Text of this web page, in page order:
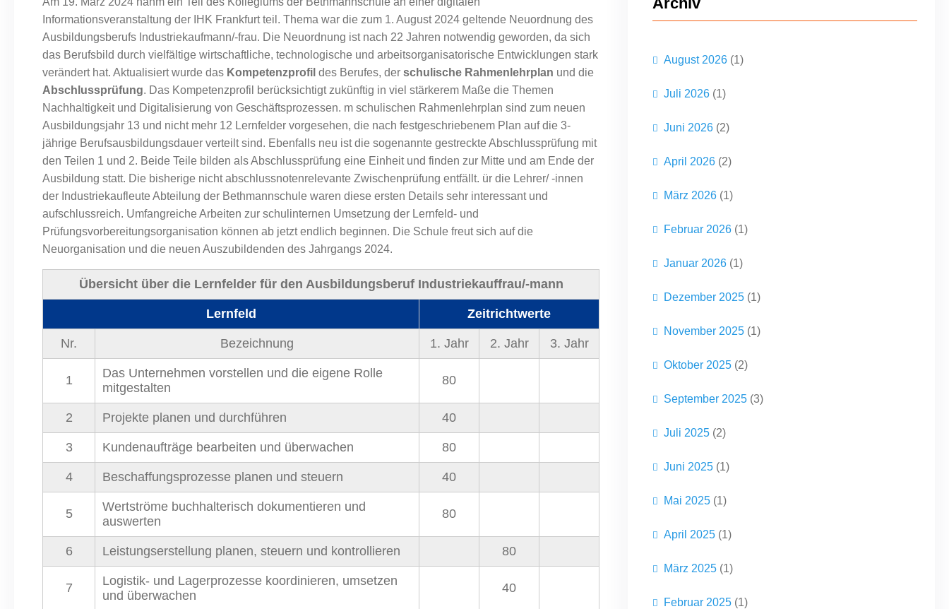
Informationsveranstaltung der IHK Frankfurt teil. Thema war die zum 1. August 2024 geltende Neuordnung des
Ausbildungsberufs Industriekaufmann/-frau. Die Neuordnung ist nach 22 Jahren notwendig geworden, da sich
das Berufsbild durch vielfältige wirtschaftliche, technologische und arbeitsorganisatorische Entwicklungen stark
verändert hat. Aktualisiert wurde das Kompetenzprofil des Berufes, der schulische Rahmenlehrplan und die
Abschlussprüfung. Das Kompetenzprofil berücksichtigt zukünftig in viel stärkerem Maße die Themen
Nachhaltigkeit und Digitalisierung von Geschäftsprozessen. m schulischen Rahmenlehrplan sind zum neuen
Ausbildungsjahr 13 und nicht mehr 12 Lernfelder vorgesehen, die nach festgeschriebenem Plan auf die 3-
jährige Berufsausbildungsdauer verteilt sind. Ebenfalls neu ist die sogenannte gestreckte Abschlussprüfung mit
den Teilen 1 und 2. Beide Teile bilden als Abschlussprüfung eine Einheit und finden zur Mitte und am Ende der
Ausbildung statt. Die bisherige nicht abschlussnotenrelevante Zwischenprüfung entfällt. ür die Lehrer/ -innen
der Industriekaufleute Abteilung der Bethmannschule waren diese ersten Details sehr interessant und
aufschlussreich. Umfangreiche Arbeiten zur schulinternen Umsetzung der Lernfeld- und
Prüfungsvorbereitungsorganisation können ab jetzt endlich beginnen. Die Schule freut sich auf die
Neuorganisation und die neuen Auszubildenden des Jahrgangs 2024.
Übersicht über die Lernfelder für den Ausbildungsberuf Industriekauffrau/-mann
Lernfeld Zeitrichtwerte
Nr. Bezeichnung 1. Jahr 2. Jahr 3. Jahr
1
Das Unternehmen vorstellen und die eigene Rolle
mitgestalten
80
2 Projekte planen und durchführen 40
3 Kundenaufträge bearbeiten und überwachen 80
4 Beschaffungsprozesse planen und steuern 40
5
Wertströme buchhalterisch dokumentieren und
auswerten
80
6 Leistungserstellung planen, steuern und kontrollieren 80
7
Logistik- und Lagerprozesse koordinieren, umsetzen
und überwachen
40
e
August 2026 (1)
Juli 2026 (1)
Juni 2026 (2)
April 2026 (2)
März 2026 (1)
Februar 2026 (1)
Januar 2026 (1)
Dezember 2025 (1)
November 2025 (1)
Oktober 2025 (2)
September 2025 (3)
Juli 2025 (2)
Juni 2025 (1)
Mai 2025 (1)
April 2025 (1)
März 2025 (1)
Februar 2025 (1)